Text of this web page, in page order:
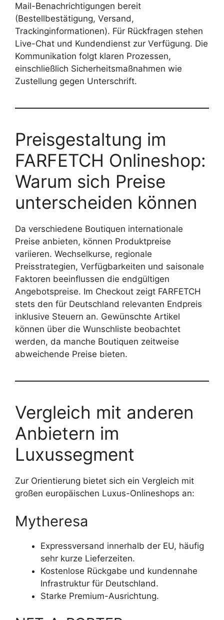
Mail-Benachrichtigungen bereit
(Bestellbestätigung, Versand,
Trackinginformationen). Für Rückfragen stehen
Live-Chat und Kundendienst zur Verfügung. Die
Kommunikation folgt klaren Prozessen,
einschließlich Sicherheitsmaßnahmen wie
Zustellung gegen Unterschrift.
Preisgestaltung im
FARFETCH Onlineshop:
Warum sich Preise
unterscheiden können
Da verschiedene Boutiquen internationale
Preise anbieten, können Produktpreise
variieren. Wechselkurse, regionale
Preisstrategien, Verfügbarkeiten und saisonale
Faktoren beeinflussen die endgültigen
Angebotspreise. Im Checkout zeigt FARFETCH
stets den für Deutschland relevanten Endpreis
inklusive Steuern an. Gewünschte Artikel
können über die Wunschliste beobachtet
werden, da manche Boutiquen zeitweise
abweichende Preise bieten.
Vergleich mit anderen
Anbietern im
Luxussegment
Zur Orientierung bietet sich ein Vergleich mit
großen europäischen Luxus-Onlineshops an:
Mytheresa
Expressversand innerhalb der EU, häufig
sehr kurze Lieferzeiten.
Kostenlose Rückgabe und kundennahe
Infrastruktur für Deutschland.
Starke Premium-Ausrichtung.